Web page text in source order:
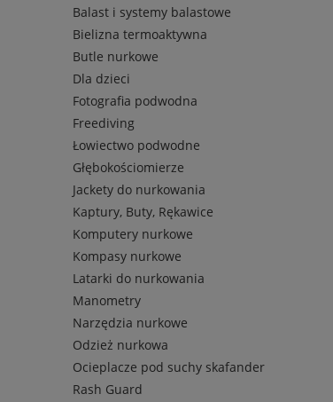
Balast i systemy balastowe
Bielizna termoaktywna
Butle nurkowe
Dla dzieci
Fotografia podwodna
Freediving
Łowiectwo podwodne
Głębokościomierze
Jackety do nurkowania
Kaptury, Buty, Rękawice
Komputery nurkowe
Kompasy nurkowe
Latarki do nurkowania
Manometry
Narzędzia nurkowe
Odzież nurkowa
Ocieplacze pod suchy skafander
Rash Guard